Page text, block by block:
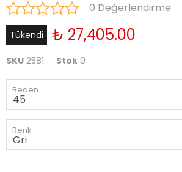
0 Değerlendirme
Tükendi ₺ 27,405.00
SKU 2581 Stok 0
Beden
Renk